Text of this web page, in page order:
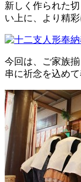
新しく作られた
い上に、より精
今回は、ご家族
串に祈念を込め